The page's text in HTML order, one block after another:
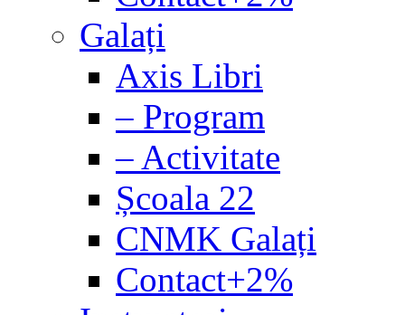
Galați
Axis Libri
– Program
– Activitate
Școala 22
CNMK Galați
Contact+2%